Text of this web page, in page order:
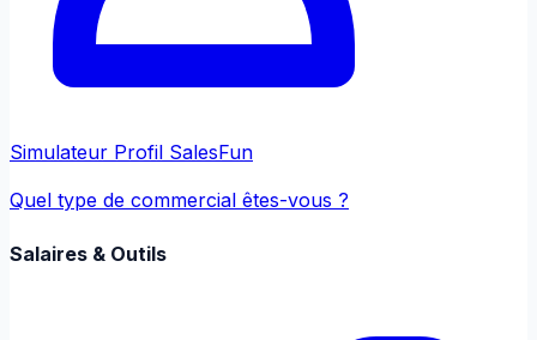
Simulateur Profil SalesFun
Quel type de commercial êtes-vous ?
Salaires & Outils